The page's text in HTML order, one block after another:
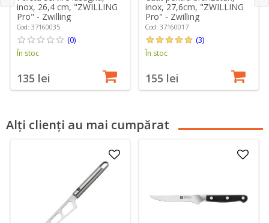
inox, 26,4 cm, "ZWILLING
Pro" - Zwilling
Cod: 37160035
(0)
În stoc
135 lei
inox, 27,6cm, "ZWILLING
Pro" - Zwilling
Cod: 37160017
(3)
În stoc
155 lei
Alți clienți au mai cumpărat